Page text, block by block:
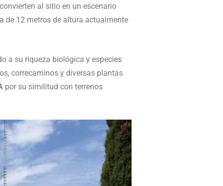
al sitio en un escenario
de 12 metros de altura actualmente
a su riqueza biológica y especies
correcaminos y diversas plantas
por su similitud con terrenos